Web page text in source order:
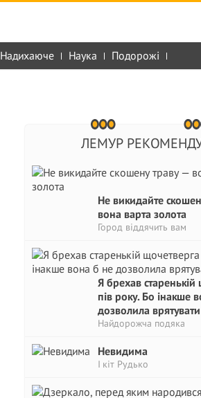
Надихаюче Наука Подорожі
ЛЕМУР
Не викидайте
вона варта золота
Город віддячить вам
Я брехав старенькій
пів року. Бо інакше
дозволила
Найдорожча подяка
Невидима
І кіт Рудько